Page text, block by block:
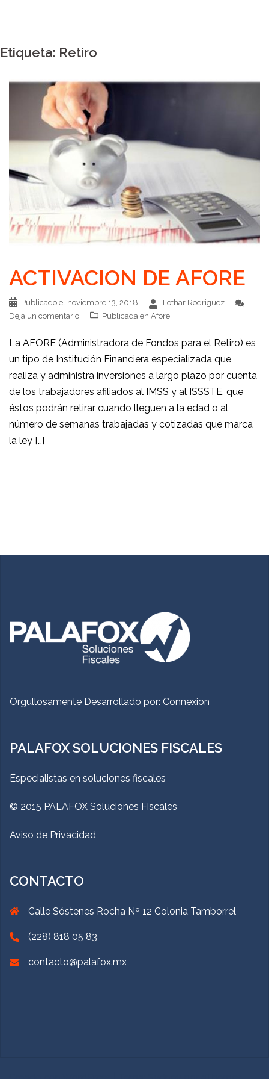
Etiqueta: Retiro
ACTIVACION DE AFORE
Publicado el noviembre 13, 2018
Lothar Rodriguez
Deja un comentario
Publicada en Afore
La AFORE (Administradora de Fondos para el Retiro) es
un tipo de Institución Financiera especializada que
realiza y administra inversiones a largo plazo por cuenta
de los trabajadores afiliados al IMSS y al ISSSTE, que
éstos podrán retirar cuando lleguen a la edad o al
número de semanas trabajadas y cotizadas que marca
la ley […]
Orgullosamente Desarrollado por: Connexion
PALAFOX SOLUCIONES FISCALES
Especialistas en soluciones fiscales
© 2015 PALAFOX Soluciones Fiscales
Aviso de Privacidad
CONTACTO
Calle Sóstenes Rocha Nº 12 Colonia Tamborrel
(228) 818 05 83
contacto@palafox.mx